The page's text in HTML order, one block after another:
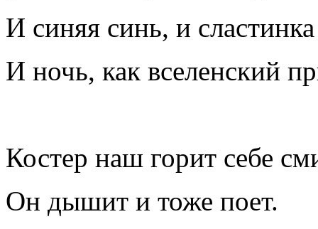
И синяя синь, и
И ночь, как вселенский
Костер наш горит себе
Он дышит и тоже поет.